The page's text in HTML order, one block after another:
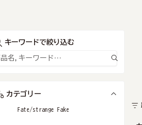
キーワードで絞り込む
カテゴリー
Fate/strange Fake